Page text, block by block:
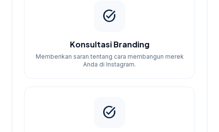
task_alt
Konsultasi Branding
Memberikan saran tentang cara membangun merek
Anda di Instagram.
task_alt